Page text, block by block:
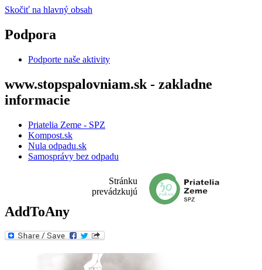
Skočiť na hlavný obsah
Podpora
Podporte naše aktivity
www.stopspalovniam.sk - zakladne
informacie
Priatelia Zeme - SPZ
Kompost.sk
Nula odpadu.sk
Samosprávy bez odpadu
Stránku
prevádzkujú
AddToAny